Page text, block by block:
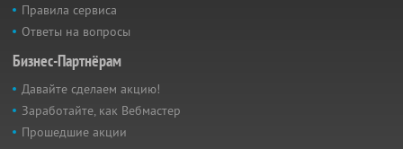
Правила сервиса
Ответы на вопросы
Бизнес-Партнёрам
Давайте сделаем акцию!
Заработайте, как Вебмастер
Прошедшие акции